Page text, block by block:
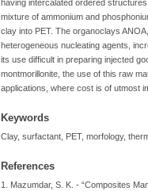
having intercalated ordered
mixture of ammonium and
clay into PET. The organoclays
heterogeneous nucleating agents,
its use difficult in preparing injected
montmorillonite, the use of this raw
applications, where cost is of utmost
Keywords
Clay, surfactant, PET, morfology,
References
1. Mazumdar, S. K. - “Composites